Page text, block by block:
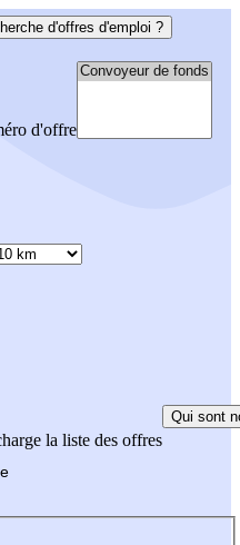
d'offres d'emploi ?
d'offre
la liste des offres
Qui sont